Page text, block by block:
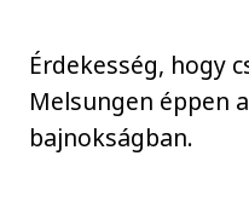
Érdekesség, hogy
Melsungen éppen
bajnokságban.